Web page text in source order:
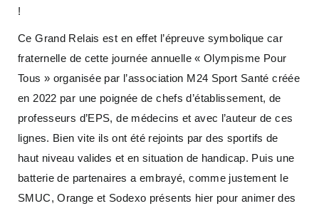
!
Ce Grand Relais est en effet l’épreuve symbolique car
fraternelle de cette journée annuelle « Olympisme Pour
Tous » organisée par l’association M24 Sport Santé créée
en 2022 par une poignée de chefs d’établissement, de
professeurs d’EPS, de médecins et avec l’auteur de ces
lignes. Bien vite ils ont été rejoints par des sportifs de
haut niveau valides et en situation de handicap. Puis une
batterie de partenaires a embrayé, comme justement le
SMUC, Orange et Sodexo présents hier pour animer des